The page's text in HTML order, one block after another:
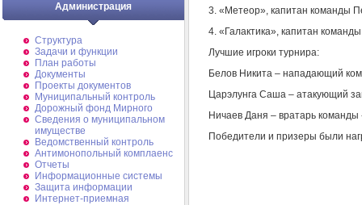
Администрация
Структура
Задачи и функции
План работы
Документы
Проекты документов
Муниципальный контроль
Дорожный фонд Мирного
Cведения о муниципальном
имуществе
Ведомственный контроль
Антимонопольный комплаенс
Отчеты
Информационные системы
Защита информации
Интернет-приемная
3. «Метеор», капитан команды
4. «Галактика», капитан
Лучшие игроки турнира:
Белов Никита – нападающий
Царэлунга Саша – атакующий
Ничаев Даня – вратарь команды
Победители и призеры были